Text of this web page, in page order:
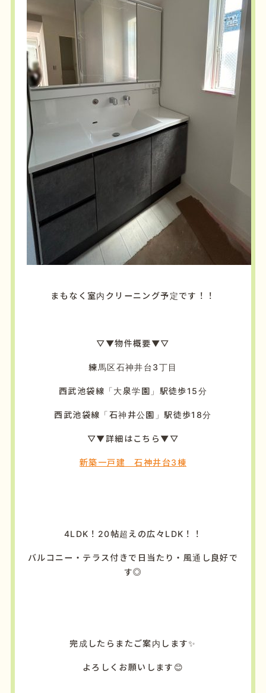
まもなく室内クリーニング予定です！！
▽▼物件概要▼▽
練馬区石神井台3丁目
西武池袋線「大泉学園」駅徒歩15分
西武池袋線「石神井公園」駅徒歩18分
▽▼詳細はこちら▼▽
新築一戸建 石神井台3棟
4LDK！20帖超えの広々LDK！！
バルコニー・テラス付きで日当たり・風通し良好で
す◎
完成したらまたご案内します✨
よろしくお願いします😊